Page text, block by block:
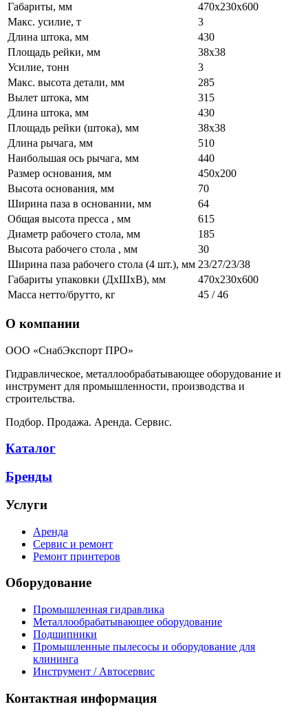
Габариты, мм
470x230x600
Макс. усилие, т
3
Длина штока, мм
430
Площадь рейки, мм
38x38
Усилие, тонн
3
Макс. высота детали, мм
285
Вылет штока, мм
315
Длина штока, мм
430
Площадь рейки (штока), мм
38х38
Длина рычага, мм
510
Наибольшая ось рычага, мм
440
Размер основания, мм
450х200
Высота основания, мм
70
Ширина паза в основании, мм
64
Общая высота пресса , мм
615
Диаметр рабочего стола, мм
185
Высота рабочего стола , мм
30
Ширина паза рабочего стола (4 шт.), мм 23/27/23/38
Габариты упаковки (ДхШхВ), мм
470х230х600
Масса нетто/брутто, кг
45 / 46
О компании
ООО «СнабЭкспорт ПРО»
Гидравлическое, металлообрабатывающее оборудование и
инструмент для промышленности, производства и
строительства.
Подбор. Продажа. Аренда. Сервис.
Каталог
Бренды
Услуги
Аренда
Сервис и ремонт
Ремонт принтеров
Оборудование
Промышленная гидравлика
Металлообрабатывающее оборудование
Подшипники
Промышленные пылесосы и оборудование для
клининга
Инструмент / Автосервис
Контактная информация